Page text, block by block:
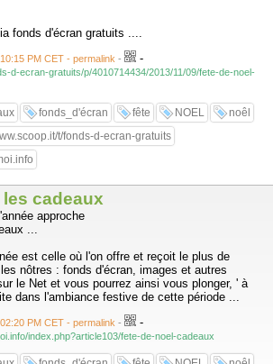
fonds d'écran gratuits ....
PM CET - permalink - -
d-ecran-gratuits/p/4010714434/2013/11/09/fete-de-noel-
fonds_d'écran fête NOEL
noêl
t/fonds-d-ecran-gratuits
cadeaux
approche
...
est celle où l'on offre et reçoit le plus de
nôtres : fonds d'écran, images et autres
le Net et vous pourrez ainsi vous plonger, ' à
dans l'ambiance festive de cette période ...
PM CET - permalink - -
index.php?article103/fete-de-noel-cadeaux